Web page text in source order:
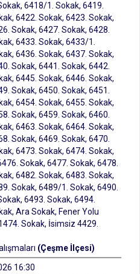
6418/1. Sokak, 6419.
6422. Sokak, 6423. Sokak,
Sokak, 6427. Sokak, 6428.
6433. Sokak, 6433/1.
6436. Sokak, 6437. Sokak,
Sokak, 6441. Sokak, 6442.
6445. Sokak, 6446. Sokak,
Sokak, 6450. Sokak, 6451.
6454. Sokak, 6455. Sokak,
Sokak, 6459. Sokak, 6460.
6463. Sokak, 6464. Sokak,
Sokak, 6469. Sokak, 6470.
6473. Sokak, 6474. Sokak,
Sokak, 6477. Sokak, 6478.
6482. Sokak, 6483. Sokak,
Sokak, 6489/1. Sokak, 6490.
6493. Sokak, 6494.
Ara Sokak, Fener Yolu
Sokak, İsimsiz 4429.
(Çeşme İlçesi)
16:30